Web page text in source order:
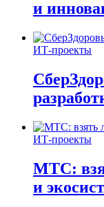
и
ИТ-проекты
ИТ-проекты
МТС:
и